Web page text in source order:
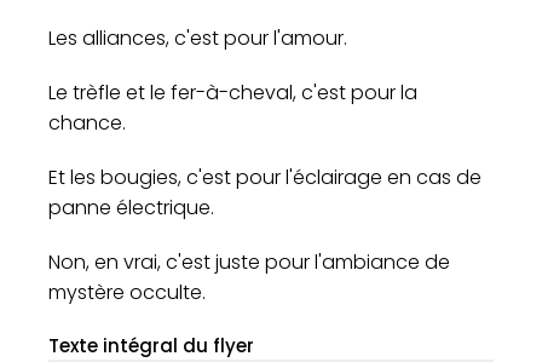
Les alliances, c'est pour l'amour.
Le trèfle et le fer-à-cheval, c'est pour la
chance.
Et les bougies, c'est pour l'éclairage en cas de
panne électrique.
Non, en vrai, c'est juste pour l'ambiance de
mystère occulte.
Texte intégral du flyer